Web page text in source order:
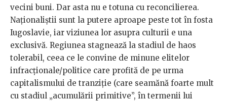
vecini buni. Dar asta nu e totuna cu reconcilierea.
Naționaliștii sunt la putere aproape peste tot în fosta
Iugoslavie, iar viziunea lor asupra culturii e una
exclusivă. Regiunea stagnează la stadiul de haos
tolerabil, ceea ce le convine de minune elitelor
infracționale/politice care profită de pe urma
capitalismului de tranziție (care seamănă foarte mult
cu stadiul „acumulării primitive”, în termenii lui